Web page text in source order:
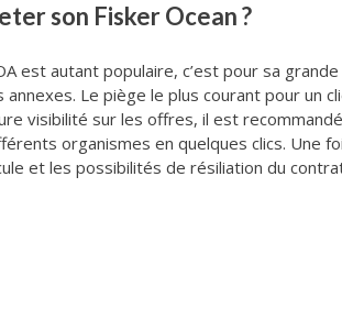
son Fisker Ocean ?
est autant populaire, c’est pour sa
Le piège le plus courant pour un
visibilité sur les offres, il est
organismes en quelques clics. Une
et les possibilités de résiliation du